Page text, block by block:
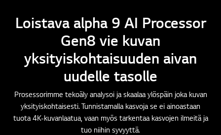
Loistava alpha 9 AI Processor
Gen8 vie kuvan
yksityiskohtaisuuden aivan
uudelle tasolle
Prosessorimme tekoäly analysoi ja skaalaa ylöspäin joka kuvan
yksityiskohtaisesti. Tunnistamalla kasvoja se ei ainoastaan
tuota 4K-kuvanlaatua, vaan myös tarkentaa kasvojen ilmeitä ja
tuo niihin syvyyttä.